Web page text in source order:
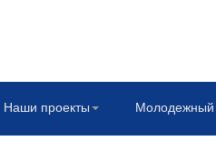
Наши проекты